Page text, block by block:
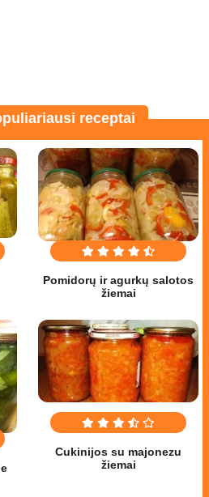
receptai
Pomidorų ir agurkų salotos
žiemai
Cukinijos su majonezu
žiemai